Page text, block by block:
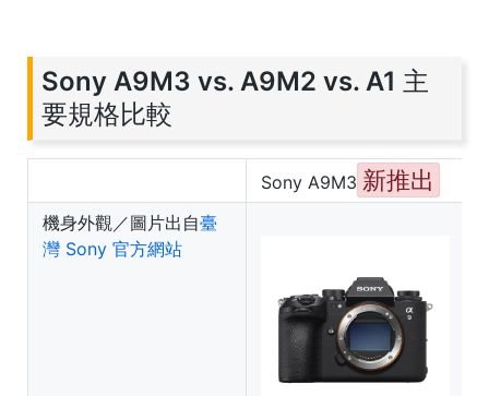
Sony A9M3 vs. A9M2 vs. A1 主
要規格比較
Sony A9M3 新推出
機身外觀／圖片出自臺
灣 Sony 官方網站